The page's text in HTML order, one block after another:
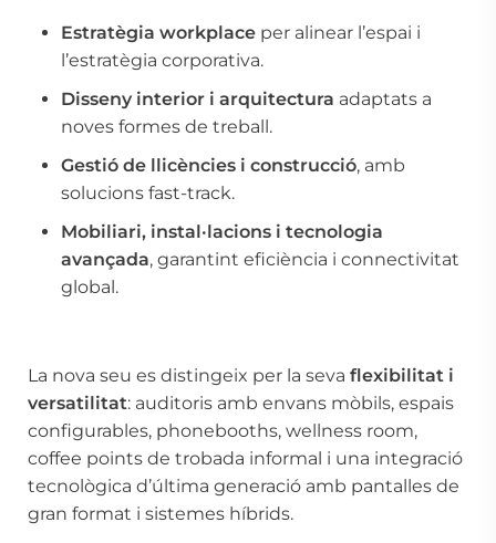
Estratègia workplace per alinear l’espai i
l’estratègia corporativa.
Disseny interior i arquitectura adaptats a
noves formes de treball.
Gestió de llicències i construcció, amb
solucions fast-track.
Mobiliari, instal·lacions i tecnologia
avançada, garantint eficiència i connectivitat
global.
La nova seu es distingeix per la seva flexibilitat i
versatilitat: auditoris amb envans mòbils, espais
configurables, phonebooths, wellness room,
coffee points de trobada informal i una integració
tecnològica d’última generació amb pantalles de
gran format i sistemes híbrids.